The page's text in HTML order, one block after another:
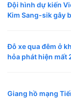
Đội hình dự kiến
Kim Sang-sik gây
Đỗ xe qua đêm ở
hỏa phát hiện mất
Giang hồ mạng